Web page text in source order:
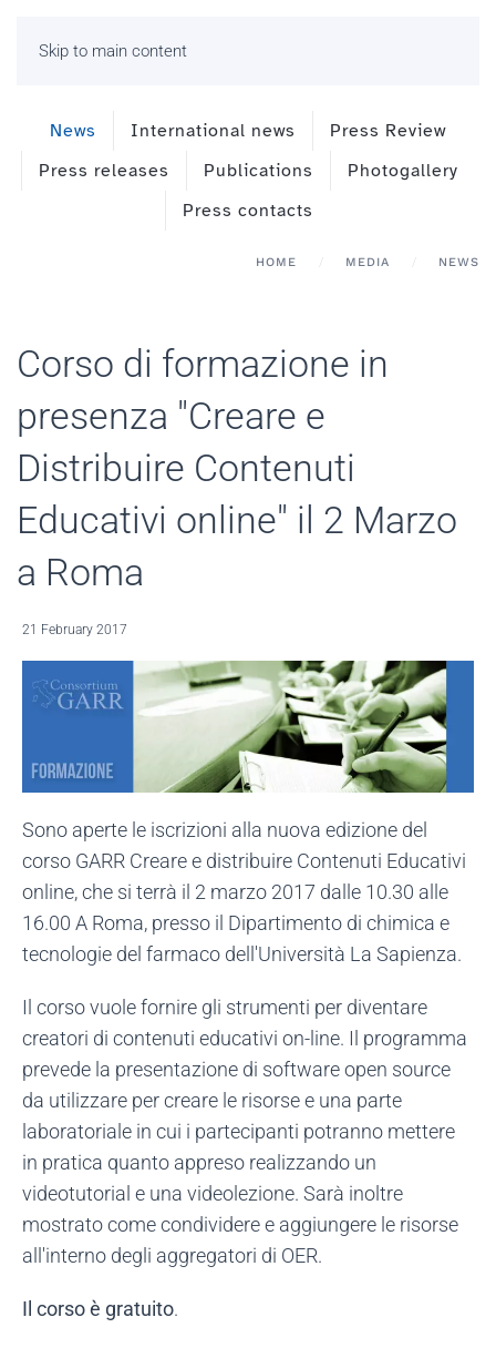
Skip to main content
News International news
Press Review
Press releases
Publications
Photogallery
Press contacts
HOME MEDIA NEWS
Corso di formazione in
presenza "Creare e
Distribuire Contenuti
Educativi online" il 2 Marzo
a Roma
21 February 2017
Sono aperte le iscrizioni alla nuova edizione del
corso GARR Creare e distribuire Contenuti Educativi
online, che si terrà il 2 marzo 2017 dalle 10.30 alle
16.00 A Roma, presso il Dipartimento di chimica e
tecnologie del farmaco dell'Università La Sapienza.
Il corso vuole fornire gli strumenti per diventare
creatori di contenuti educativi on-line. Il programma
prevede la presentazione di software open source
da utilizzare per creare le risorse e una parte
laboratoriale in cui i partecipanti potranno mettere
in pratica quanto appreso realizzando un
videotutorial e una videolezione. Sarà inoltre
mostrato come condividere e aggiungere le risorse
all'interno degli aggregatori di OER.
Il corso è gratuito.